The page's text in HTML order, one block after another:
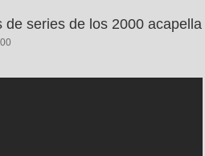
de series de los 2000 acapella